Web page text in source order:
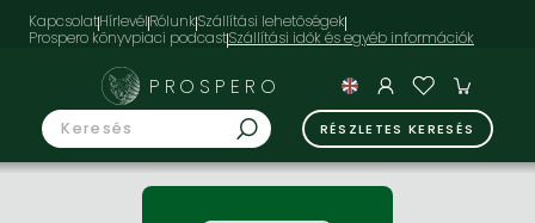
KapcsolatHírlevélRólunkSzállítási lehetőségek
Prospero könyvpiaci podcast
PROSPERO
RÉSZLETES KERESÉS